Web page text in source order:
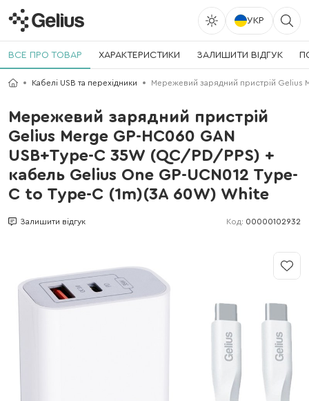
УКР
ВСЕ ПРО ТОВАР ХАРАКТЕРИСТИКИ ЗАЛИШИТИ ВІДГУК
Кабелі USB та перехідники Мережевий зарядний пристрій Gelius
Мережевий зарядний пристрій
Gelius Merge GP-HC060 GAN
USB+Type-C 35W (QC/PD/PPS) +
кабель Gelius One GP-UCN012 Type-
C to Type-C (1m)(3A 60W) White
Залишити відгук Код: 00000102932